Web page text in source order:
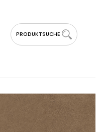
PRODUKTSUCHE